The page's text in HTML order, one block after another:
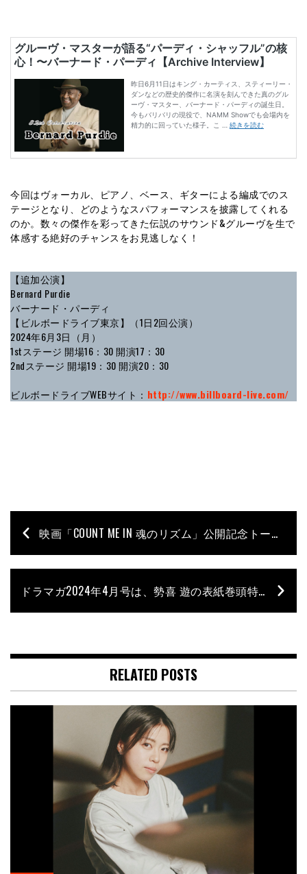
今回はヴォーカル、ピアノ、ベース、ギターによる編成でのス
テージとなり、どのようなスパフォーマンスを披露してくれる
のか。数々の傑作を彩ってきた伝説のサウンド&グルーヴを生で
体感する絶好のチャンスをお見逃しなく！
【追加公演】
Bernard Purdie
バーナード・パーディ
【ビルボードライブ東京】（1日2回公演）
2024年6月3日（月）
1stステージ 開場16：30 開演17：30
2ndステージ 開場19：30 開演20：30
ビルボードライブWEBサイト： http://www.billboard-live.com/
映画「COUNT ME IN 魂のリズム」公開記念トーク・イベントが間近に迫る！
ドラマガ2024年4月号は、勢喜 遊の表紙巻頭特集を大ボリュームでお届け！ マックス・ローチ生誕100周年特集、同期と共生する“現代”のドラマーたちもチェック！
RELATED POSTS